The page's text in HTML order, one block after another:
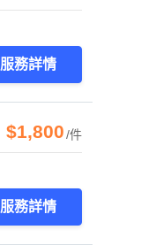
服務詳情
$1,800/件
服務詳情